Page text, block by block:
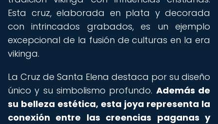
Esta cruz, elaborada en plata y decorada
con intrincados grabados, es un ejemplo
excepcional de la fusión de culturas en la era
vikinga.
La Cruz de Santa Elena destaca por su diseño
único y su simbolismo profundo. Además de
su belleza estética, esta joya representa la
conexión entre las creencias paganas y